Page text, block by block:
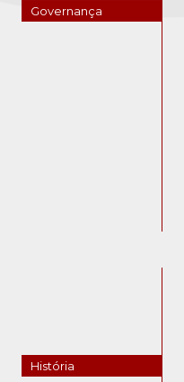
Governança
História